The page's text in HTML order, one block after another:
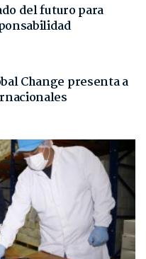
del futuro para
Change presenta a